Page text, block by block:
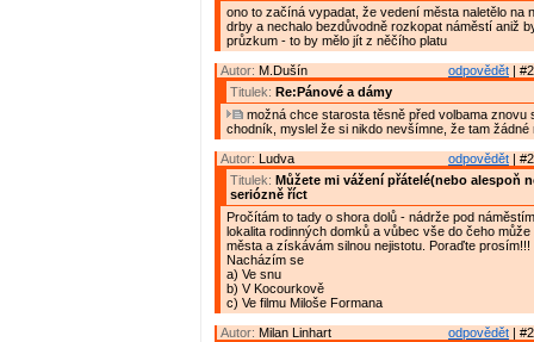
ono to začíná vypadat, že vedení města naletělo na
drby a nechalo bezdůvodně rozkopat náměstí aniž
průzkum - to by mělo jít z něčího platu
odpovědět |
Autor: M.Dušín
Titulek: Re:Pánové a dámy
možná chce starosta těsně před volbama znovu
chodník, myslel že si nikdo nevšímne, že tam žádné
odpovědět |
Autor: Ludva
Titulek: Můžete mi vážení přátelé(nebo alespoň
seriózně říct
Pročítám to tady o shora dolů - nádrže pod
lokalita rodinných domků a vůbec vše do čeho může
města a získávám silnou nejistotu. Poraďte prosím!!!
Nacházím se
a) Ve snu
b) V Kocourkově
c) Ve filmu Miloše Formana
odpovědět |
Autor: Milan Linhart